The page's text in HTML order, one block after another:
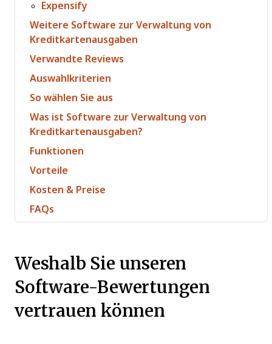
Expensify
Weitere Software zur Verwaltung von
Kreditkartenausgaben
Verwandte Reviews
Auswahlkriterien
So wählen Sie aus
Was ist Software zur Verwaltung von
Kreditkartenausgaben?
Funktionen
Vorteile
Kosten & Preise
FAQs
Weshalb Sie unseren
Software-Bewertungen
vertrauen können